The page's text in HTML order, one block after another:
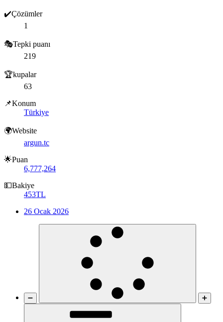
✔️Çözümler
1
🎭Tepki puanı
219
🏆kupalar
63
📌Konum
Türkiye
🌍Website
argun.tc
🌟Puan
6,777,264
💵Bakiye
453TL
26 Ocak 2026
➖ ➕